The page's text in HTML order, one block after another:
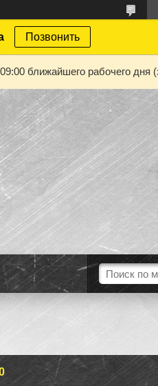
Позвонить
ближайшего рабочего дня